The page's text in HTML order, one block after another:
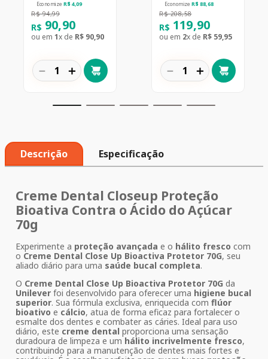
Economize R$ 4,09
R$ 94,99
R$ 90,90
ou em 1x de R$ 90,90
＋
－
Economize R$ 88,68
R$ 208,58
R$ 119,90
ou em 2x de R$ 59,95
＋
－
Descrição Especificação
Creme Dental Closeup Proteção
Bioativa Contra o Ácido do Açúcar
70g
Experimente a proteção avançada e o hálito fresco com
o Creme Dental Close Up Bioactiva Protetor 70G, seu
aliado diário para uma saúde bucal completa.
O Creme Dental Close Up Bioactiva Protetor 70G da
Unilever foi desenvolvido para oferecer uma higiene bucal
superior. Sua fórmula exclusiva, enriquecida com flúor
bioativo e cálcio, atua de forma eficaz para fortalecer o
esmalte dos dentes e combater as cáries. Ideal para uso
diário, este creme dental proporciona uma sensação
duradoura de limpeza e um hálito incrivelmente fresco,
contribuindo para a manutenção de dentes mais fortes e